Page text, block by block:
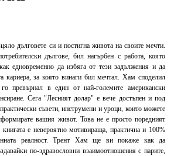
дълговете си и постигна живота на своите мечти.
дългове, бил нагърбен с работа, която
едновременно да избяга от тези задължения и да
кариера, за която винаги бил мечтал. Хам споделил
превърнал в един от най-големите американски
Сега "Лесният долар" е вече достъпен и под
съвети, инструмени и уроци, които можете
вашия живот. Това не е просто поредният
е невероятно мотивираща, практична и 100%
реалност. Трент Хам ще ви покаже как да
по-здравословни взаимоотношения с парите,